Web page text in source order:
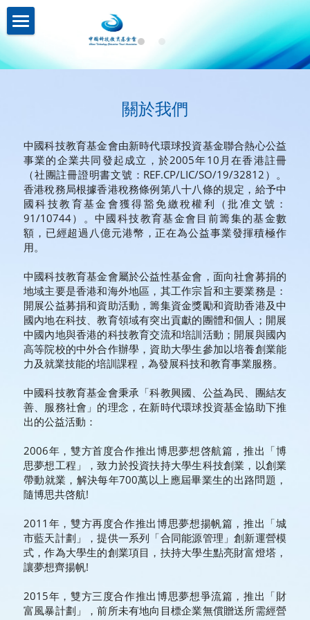
關於我們About us
理事名單
本會章程
控股投資
助學計劃
入學禮券
聯繫我們Contact us
聯繫我們
網路無障礙聲明
關於我們
中國科技教育基金會由新時代環球投資基金聯合熱心公益
事業的企業共同發起成立，於2005年10月在香港註冊
（社團註冊證明書文號：REF.CP/LIC/SO/19/32812）。
香港稅務局根據香港稅務條例第八十八條的規定，給予中
國科技教育基金會獲得豁免繳稅權利（批准文號：
91/10744）。中國科技教育基金會目前籌集的基金數
額，已經超過八億元港幣，正在為公益事業發揮積極作
用。
中國科技教育基金會屬於公益性基金會，面向社會募捐的
地域主要是香港和海外地區，其工作宗旨和主要業務是：
開展公益募捐和資助活動，籌集資金獎勵和資助香港及中
國內地在科技、教育領域有突出貢獻的團體和個人；開展
中國內地與香港的科技教育交流和培訓活動；開展與國內
高等院校的中外合作辦學，資助大學生參加以培養創業能
力及就業技能的培訓課程，為發展科技和教育事業服務。
中國科技教育基金會秉承「科教興國、公益為民、團結友
善、服務社會」的理念，在新時代環球投資基金協助下推
出的公益活動：
2006年，雙方首度合作推出博思夢想啓航篇，推出「博
思夢想工程」，致力於投資扶持大學生科技創業，以創業
帶動就業，解決每年700萬以上應屆畢業生的出路問題，
隨博思共啓航!
2011年，雙方再度合作推出博思夢想揚帆篇，推出「城
市藍天計劃」，提供一系列「合同能源管理」創新運營模
式，作為大學生的創業項目，扶持大學生點亮財富燈塔，
讓夢想齊揚帆!
2015年，雙方三度合作推出博思夢想爭流篇，推出「財
富風暴計劃」，前所未有地向目標企業無償贈送所需經營